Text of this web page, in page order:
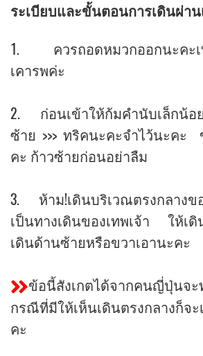
ระเบียบและขั้นตอนการเดินผ่า
1. ควรถอดหมวกออกนะคะเ
เคารพค่ะ
2. ก่อนเข้าให้ก้มคำนับเล็กน้อ
ซ้าย >>> ทริคนะคะจำไว้นะคะ
คะ ก้าวซ้ายก่อนอย่าลืม
3. ห้าม!เดินบริเวณตรงกลางขอ
เป็นทางเดินของเทพเจ้า ให้เ
เดินด้านซ้ายหรือขวาเอานะคะ
ข้อนี้สังเกตได้จากคนญี่ปุ่น
กรณีที่มีให้เห็นเดินตรงกลางก็จ
คะ